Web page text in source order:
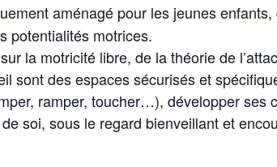
aménagé pour les jeunes
potentialités motrices.
la motricité libre, de la théorie de
sont des espaces sécurisés et
ramper, toucher…), développer ses
soi, sous le regard bienveillant et